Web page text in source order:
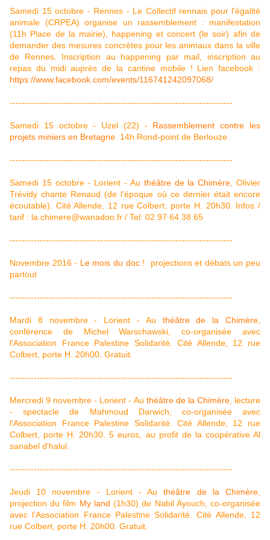
Samedi 15 octobre - Rennes - Le Collectif rennais pour l'égalité
animale (CRPEA) organise un rassemblement : manifestation
(11h Place de la mairie), happening et concert (le soir) afin de
demander des mesures concrètes pour les animaux dans la ville
de Rennes. Inscription au happening par mail, inscription au
repas du midi auprès de la cantine mobile ! Lien facebook :
https://www.facebook.com/events/116741242097068/
--------------------------------------------------------------------------
Samedi 15 octobre - Uzel (22) - Rassemblement contre les
projets miniers en Bretagne . 14h Rond-point de Berlouze.
--------------------------------------------------------------------------
Samedi 15 octobre - Lorient - Au théâtre de la Chimère , Olivier
Trévidy chante Renaud (de l'époque où ce dernier était encore
écoutable). Cité Allende, 12 rue Colbert, porte H. 20h30. Infos /
tarif : la.chimere@wanadoo.fr​ / Tel: 02 97 64 38 65
--------------------------------------------------------------------------
Novembre 2016 - Le mois du doc! projections et débats un peu
partout
--------------------------------------------------------------------------
Mardi 8 novembre - Lorient - Au théâtre de la Chimère
conférence de Michel Warschawski, co-organisée avec
l'Association France Palestine Solidarité. Cité Allende, 12 rue
Colbert, porte H. 20h00. Gratuit.
--------------------------------------------------------------------------
Mercredi 9 novembre - Lorient - Au théâtre de la Chimère, lecture
- spectacle de Mahmoud Darwich, co-organisée avec
l'Association France Palestine Solidarité. Cité Allende, 12 rue
Colbert, porte H. 20h30. 5 euros, au profit de la coopérative Al
sanabel d'halul.
--------------------------------------------------------------------------
Jeudi 10 novembre - Lorient - Authéâtre de la Chimère
projection du film My land (1h30) de Nabil Ayouch, co-organisée
avec l'Association France Palestine Solidarité. Cité Allende, 12
rue Colbert, porte H. 20h00. Gratuit.